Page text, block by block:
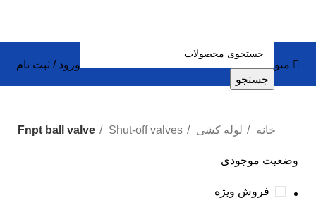
منو
جستجو
ورود / ثبت نام
خانه لوله کشی Shut-off valves
Fnpt ball valve
وضعیت موجودی
فروش ویژه